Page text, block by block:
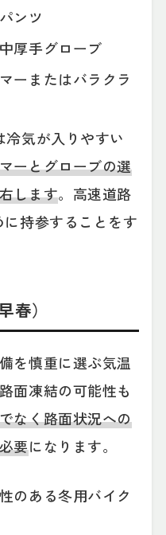
ンツ
厚手グローブ
ーまたはバラクラ
気が入りやすい
ーとグローブの選
します。高速道路
持参することをす
）
を慎重に選ぶ気温
面凍結の可能性も
なく路面状況への
要になります。
のある冬用バイク